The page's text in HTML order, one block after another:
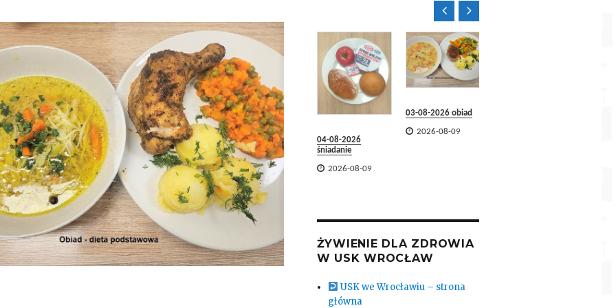

09
05-08-2026 obiad
 2026-08-09
05-08-2026
śniadanie
 2026-08-09
04-08-2026 obiad
 2026-08-09
04-08-2026
śniadanie
 2026-08-09
03-08-2026 obiad
 2026-08-09

ŻYWIENIE DLA ZDROWIA
W USK WROCŁAW
USK we Wrocławiu – strona
główna